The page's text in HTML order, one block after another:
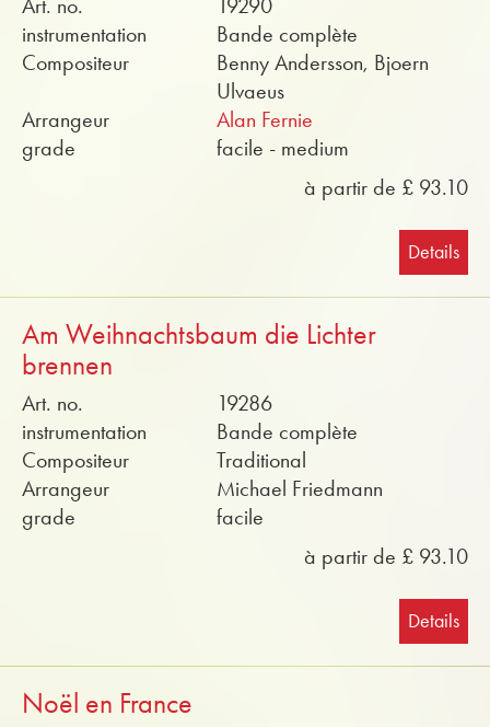
Art. no.
19290
instrumentation
Bande complète
Compositeur
Benny Andersson, Bjoern
Ulvaeus
Arrangeur
Alan Fernie
grade
facile - medium
à partir de £ 93.10
Details
Am Weihnachtsbaum die Lichter
brennen
Art. no.
19286
instrumentation
Bande complète
Compositeur
Traditional
Arrangeur
Michael Friedmann
grade
facile
à partir de £ 93.10
Details
Noël en France